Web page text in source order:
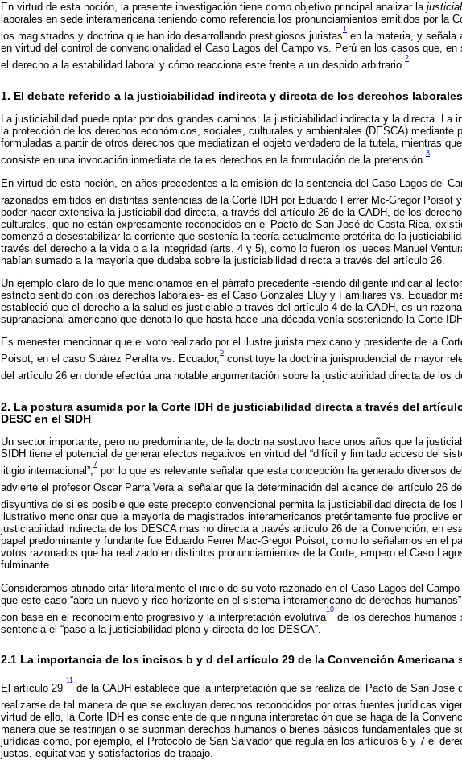
En virtud de esta noción, la presente investigación tiene como objetivo principal analizar la
laborales en sede interamericana teniendo como referencia los pronunciamientos emitidos por la
los magistrados y doctrina que han ido desarrollando prestigiosos juristas
1
en la materia, y señala
en virtud del control de convencionalidad el Caso Lagos del Campo vs. Perú en los casos que,
el derecho a la estabilidad laboral y cómo reacciona este frente a un despido arbitrario.
2
1. El debate referido a la justiciabilidad indirecta y directa de los derechos laborales
La justiciabilidad puede optar por dos grandes caminos: la justiciabilidad indirecta y la directa. La
la protección de los derechos económicos, sociales, culturales y ambientales (DESCA) mediante
formuladas a partir de otros derechos que mediatizan el objeto verdadero de la tutela, mientras
consiste en una invocación inmediata de tales derechos en la formulación de la pretensión.
3
En virtud de esta noción, en años precedentes a la emisión de la sentencia del Caso Lagos del
razonados emitidos en distintas sentencias de la Corte IDH por Eduardo Ferrer Mc-Gregor Poisot
poder hacer extensiva la justiciabilidad directa, a través del artículo 26 de la CADH, de los
culturales, que no están expresamente reconocidos en el Pacto de San José de Costa Rica,
comenzó a desestabilizar la corriente que sostenía la teoría actualmente pretérita de la
través del derecho a la vida o a la integridad (arts. 4 y 5), como lo fueron los jueces Manuel
habían sumado a la mayoría que dudaba sobre la justiciabilidad directa a través del artículo 26.
Un ejemplo claro de lo que mencionamos en el párrafo precedente -siendo diligente indicar al
estricto sentido con los derechos laborales- es el Caso Gonzales Lluy y Familiares vs. Ecuador
estableció que el derecho a la salud es justiciable a través del artículo 4 de la CADH, es un
supranacional americano que denota lo que hasta hace una década venía sosteniendo la Corte
Es menester mencionar que el voto realizado por el ilustre jurista mexicano y presidente de la
Poisot, en el caso Suárez Peralta vs. Ecuador,
5
constituye la doctrina jurisprudencial de mayor
del artículo 26 en donde efectúa una notable argumentación sobre la justiciabilidad directa de los
2. La postura asumida por la Corte IDH de justiciabilidad directa a través del
DESC en el SIDH
Un sector importante, pero no predominante, de la doctrina sostuvo hace unos años que la
SIDH tiene el potencial de generar efectos negativos en virtud del “difícil y limitado acceso del
litigio internacional”,
7
por lo que es relevante señalar que esta concepción ha generado diversos
advierte el profesor Óscar Parra Vera al señalar que la determinación del alcance del artículo 26
disyuntiva de si es posible que este precepto convencional permita la justiciabilidad directa de los
ilustrativo mencionar que la mayoría de magistrados interamericanos pretéritamente fue proclive
justiciabilidad indirecta de los DESCA mas no directa a través artículo 26 de la Convención; en
papel predominante y fundante fue Eduardo Ferrer Mac-Gregor Poisot, como lo señalamos en el
votos razonados que ha realizado en distintos pronunciamientos de la Corte, empero el Caso
fulminante.
Consideramos atinado citar literalmente el inicio de su voto razonado en el Caso Lagos del
que este caso “abre un nuevo y rico horizonte en el sistema interamericano de derechos
con base en el reconocimiento progresivo y la interpretación evolutiva
10
de los derechos
sentencia el “paso a la justiciabilidad plena y directa de los DESCA”.
2.1 La importancia de los incisos b y d del artículo 29 de la Convención Americana
El artículo 29
11
de la CADH establece que la interpretación que se realiza del Pacto de San José
realizarse de tal manera de que se excluyan derechos reconocidos por otras fuentes jurídicas
virtud de ello, la Corte IDH es consciente de que ninguna interpretación que se haga de la
manera que se restrinjan o se supriman derechos humanos o bienes básicos fundamentales que
jurídicas como, por ejemplo, el Protocolo de San Salvador que regula en los artículos 6 y 7 el
justas, equitativas y satisfactorias de trabajo.